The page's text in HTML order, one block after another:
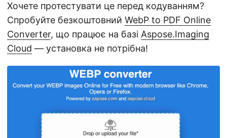
Хочете протестувати це перед кодуванням?
Спробуйте безкоштовний WebP to PDF Online
Converter, що працює на базі Aspose.Imaging
Cloud — установка не потрібна!